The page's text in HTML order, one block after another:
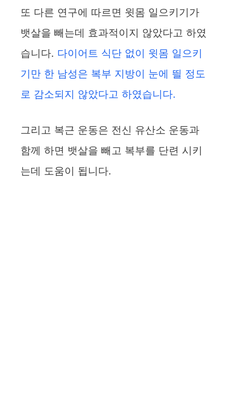
y
V
i
d
e
또 다른 연구에 따르면 윗몸 일으키기가
뱃살을 빼는데 효과적이지 않았다고 하였
습니다. 다이어트 식단 없이 윗몸 일으키
기만 한 남성은 복부 지방이 눈에 띌 정도
로 감소되지 않았다고 하였습니다.
그리고 복근 운동은 전신 유산소 운동과
함께 하면 뱃살을 빼고 복부를 단련 시키
는데 도움이 됩니다.